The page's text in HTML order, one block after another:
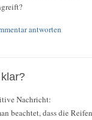
antworten
Nachricht:
beachtet, dass die